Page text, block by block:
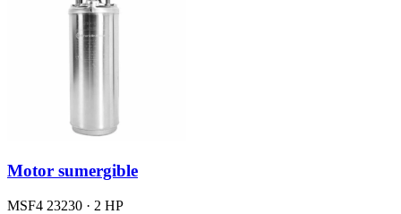
Motor sumergible
MSF4 23230 · 2 HP